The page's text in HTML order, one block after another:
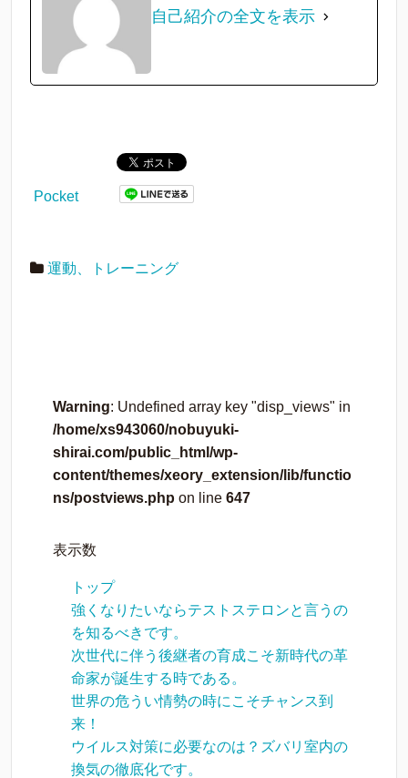
自己紹介の全文を表示
Pocket
運動、トレーニング
Warning: Undefined array key "disp_views" in
/home/xs943060/nobuyuki-
shirai.com/public_html/wp-
content/themes/xeory_extension/lib/functio
ns/postviews.php on line 647
表示数
トップ
強くなりたいならテストステロンと言うの
を知るべきです。
次世代に伴う後継者の育成こそ新時代の革
命家が誕生する時である。
世界の危うい情勢の時にこそチャンス到
来！
ウイルス対策に必要なのは？ズバリ室内の
換気の徹底化です。